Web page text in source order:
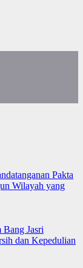
Pakta
Wilayah yang
Bang Jasri
dan Kepedulian